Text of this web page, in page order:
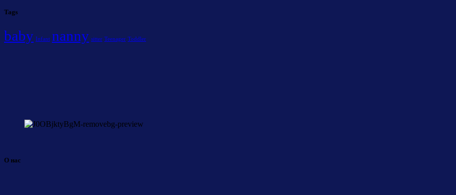
Tags
baby Infant nanny sitter Teenager Toddler
О нас